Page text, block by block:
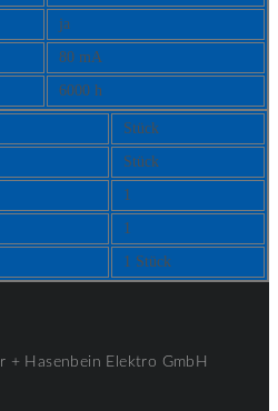
ja
80 mA
6000 h
Stück
Stück
1
1
1 Stück
+ Hasenbein Elektro GmbH